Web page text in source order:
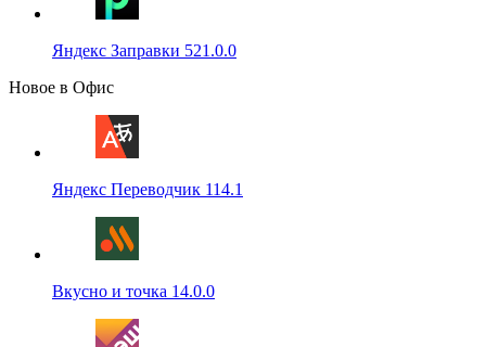
Яндекс Заправки 521.0.0
Новое в Офис
Яндекс Переводчик 114.1
Вкусно и точка 14.0.0